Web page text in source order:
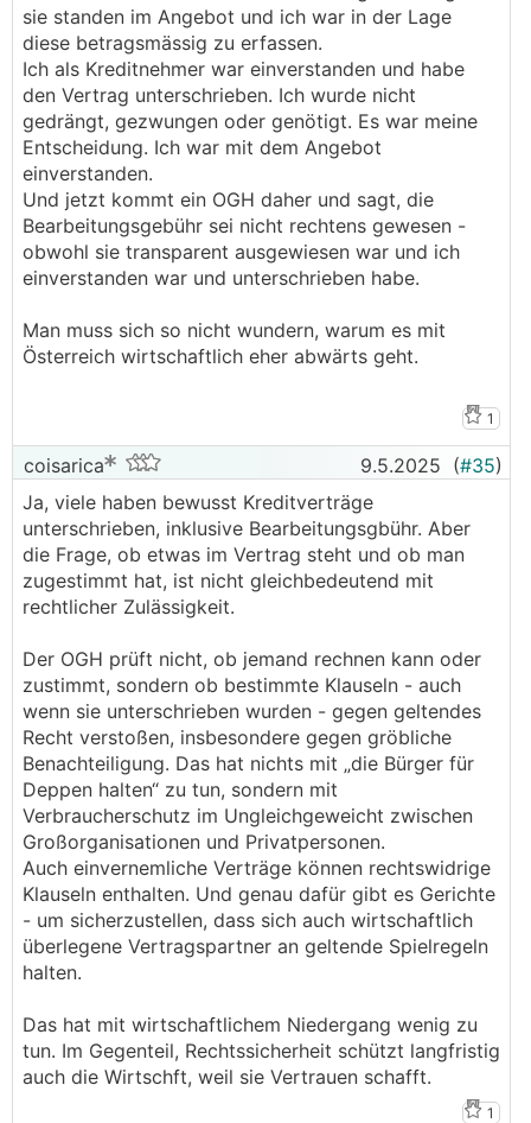
sie standen im Angebot und ich war in der Lage
diese betragsmässig zu erfassen.
Ich als Kreditnehmer war einverstanden und habe
den Vertrag unterschrieben. Ich wurde nicht
gedrängt, gezwungen oder genötigt. Es war meine
Entscheidung. Ich war mit dem Angebot
einverstanden.
Und jetzt kommt ein OGH daher und sagt, die
Bearbeitungsgebühr sei nicht rechtens gewesen -
obwohl sie transparent ausgewiesen war und ich
einverstanden war und unterschrieben habe.
Man muss sich so nicht wundern, warum es mit
Österreich wirtschaftlich eher abwärts geht.
1
coisarica 9.5.2025 (#35)
Ja, viele haben bewusst Kreditverträge
unterschrieben, inklusive Bearbeitungsgbühr. Aber
die Frage, ob etwas im Vertrag steht und ob man
zugestimmt hat, ist nicht gleichbedeutend mit
rechtlicher Zulässigkeit.
Der OGH prüft nicht, ob jemand rechnen kann oder
zustimmt, sondern ob bestimmte Klauseln - auch
wenn sie unterschrieben wurden - gegen geltendes
Recht verstoßen, insbesondere gegen gröbliche
Benachteiligung. Das hat nichts mit „die Bürger für
Deppen halten“ zu tun, sondern mit
Verbraucherschutz im Ungleichgeweicht zwischen
Großorganisationen und Privatpersonen.
Auch einvernemliche Verträge können rechtswidrige
Klauseln enthalten. Und genau dafür gibt es Gerichte
- um sicherzustellen, dass sich auch wirtschaftlich
überlegene Vertragspartner an geltende Spielregeln
halten.
Das hat mit wirtschaftlichem Niedergang wenig zu
tun. Im Gegenteil, Rechtssicherheit schützt langfristig
auch die Wirtschft, weil sie Vertrauen schafft.
1